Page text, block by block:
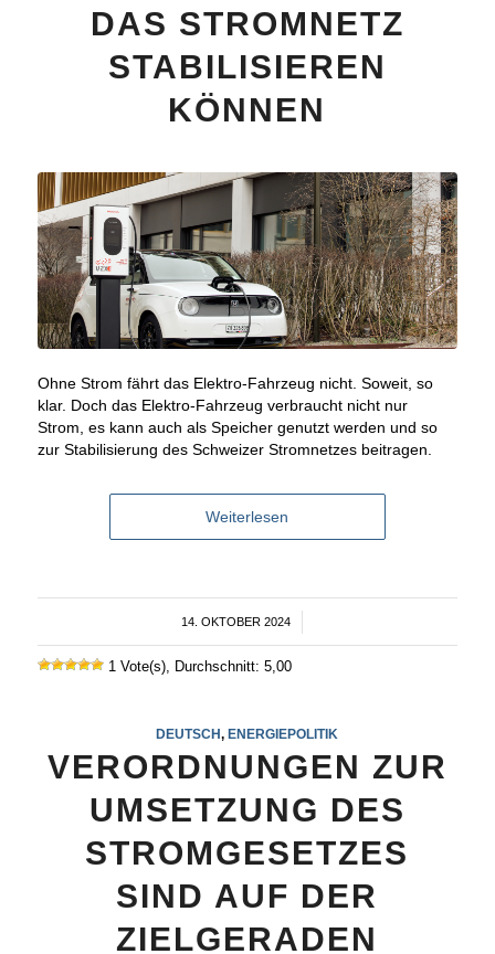
DAS STROMNETZ
STABILISIEREN
KÖNNEN
Ohne Strom fährt das Elektro-Fahrzeug nicht. Soweit, so
klar. Doch das Elektro-Fahrzeug verbraucht nicht nur
Strom, es kann auch als Speicher genutzt werden und so
zur Stabilisierung des Schweizer Stromnetzes beitragen.
Weiterlesen
14. OKTOBER 2024
/
1 Vote(s), Durchschnitt: 5,00
DEUTSCH, ENERGIEPOLITIK
VERORDNUNGEN ZUR
UMSETZUNG DES
STROMGESETZES
SIND AUF DER
ZIELGERADEN